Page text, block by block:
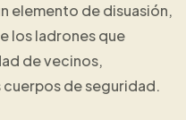
elemento de disuasión,
los ladrones que
de vecinos,
de seguridad.